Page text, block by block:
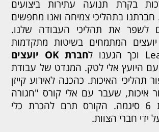
בקרת תנועה עתירות ביצועים
בתהליכי צמיחה ואנו מחפשים
לשפר את תהליכי העבודה שלנו.
יועצים המתמחים בשיטות מתקדמות
חברתOK יועצים
היועץ אלי לטק. המנדט של עבודת
תהליכי האיכות. כהכנה לאירוע קייזן
איכות, שעבר עם אלי קורס "חגורה
ירוקה" בשיטות 6 סיגמה. הקורס תרם להכרת כלי
ידי חברי הצוות.